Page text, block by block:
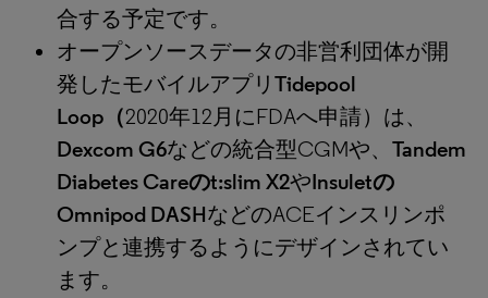
合する予定です。
オープンソースデータの非営利団体が開
発したモバイルアプリ Tidepool
Loop（2020年12月にFDAへ申請）は、
Dexcom G6などの統合型CGMや、 Tandem
Diabetes Careのt:slim X2やInsuletの
Omnipod DASHなどのACEインスリンポ
ンプと連携するようにデザインされてい
ます。